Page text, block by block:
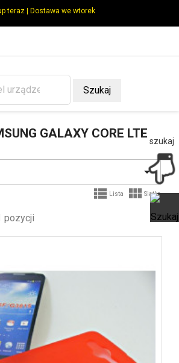
teraz | Dostawa we wtorek
Szukaj
GALAXY CORE LTE

 Lista  Siatka
pozycji
szukaj